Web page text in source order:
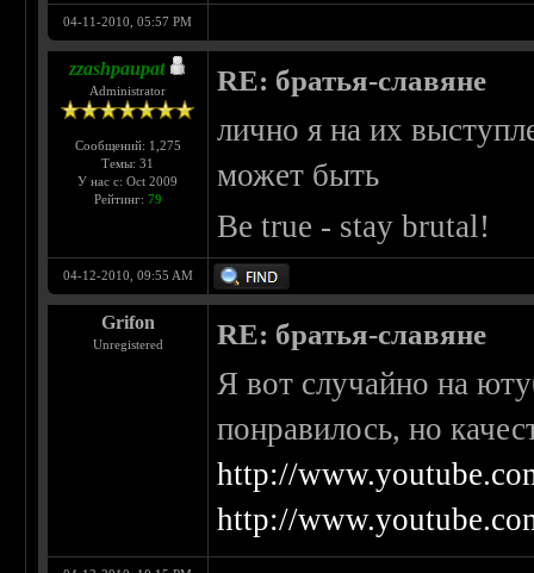
04-11-2010, 05:57 PM
zzashpaupat
Administrator
Сообщений: 1,275
Темы: 31
У нас с: Oct 2009
Рейтинг: 79
RE: братья-славяне
лично я на их
может быть
Be true - stay brutal!
04-12-2010, 09:55 AM
Grifon
Unregistered RE: братья-славяне
Я вот случайно на
понравилось, но
http://
http://